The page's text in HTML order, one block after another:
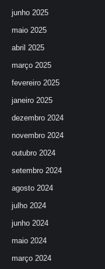
junho 2025
maio 2025
abril 2025
março 2025
fevereiro 2025
janeiro 2025
dezembro 2024
novembro 2024
outubro 2024
setembro 2024
agosto 2024
julho 2024
junho 2024
maio 2024
março 2024